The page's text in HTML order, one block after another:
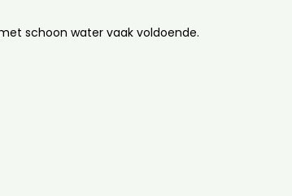
schoon water vaak voldoende.